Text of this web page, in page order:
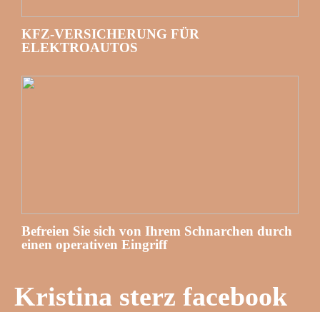
KFZ-VERSICHERUNG FÜR
ELEKTROAUTOS
Befreien Sie sich von Ihrem Schnarchen durch
einen operativen Eingriff
Kristina sterz facebook